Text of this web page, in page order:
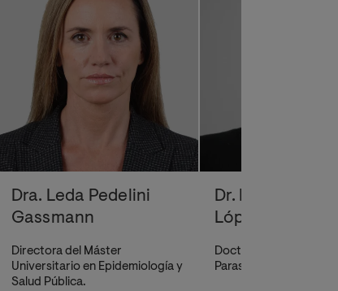
Dra. Leda Pedelini
Gassmann
Directora del Máster
Universitario en Epidemiología y
Salud Pública.
Dr. Raimundo
López-Peñalver
Doctor Cum Laude en
Parasitología Humana